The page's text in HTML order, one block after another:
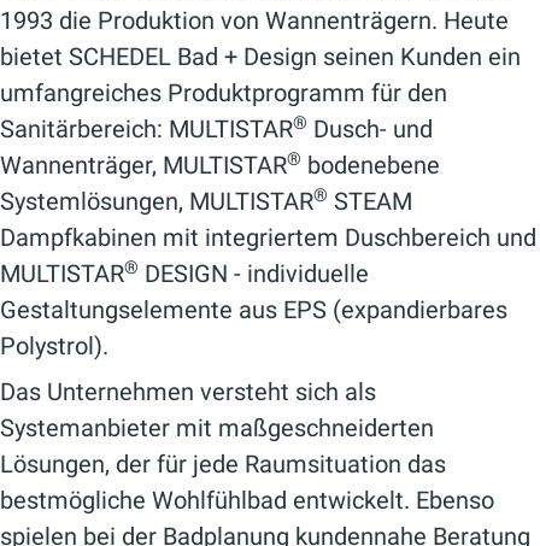
1993 die Produktion von Wannenträgern. Heute
bietet SCHEDEL Bad + Design seinen Kunden ein
umfangreiches Produktprogramm für den
Sanitärbereich: MULTISTAR® Dusch- und
Wannenträger, MULTISTAR® bodenebene
Systemlösungen, MULTISTAR® STEAM
Dampfkabinen mit integriertem Duschbereich und
MULTISTAR® DESIGN - individuelle
Gestaltungselemente aus EPS (expandierbares
Polystrol).
Das Unternehmen versteht sich als
Systemanbieter mit maßgeschneiderten
Lösungen, der für jede Raumsituation das
bestmögliche Wohlfühlbad entwickelt. Ebenso
spielen bei der Badplanung kundennahe Beratung